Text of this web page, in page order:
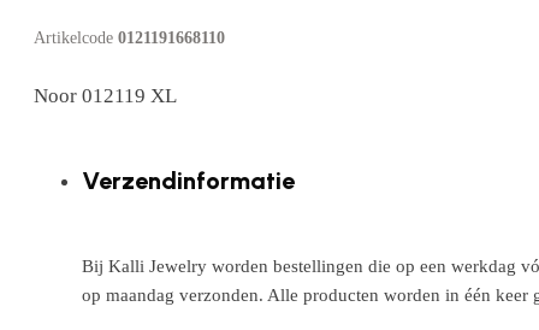
Artikelcode 0121191668110
Noor 012119 XL
Verzendinformatie
Bij Kalli Jewelry worden bestellingen die op een werkdag
op maandag verzonden. Alle producten worden in één